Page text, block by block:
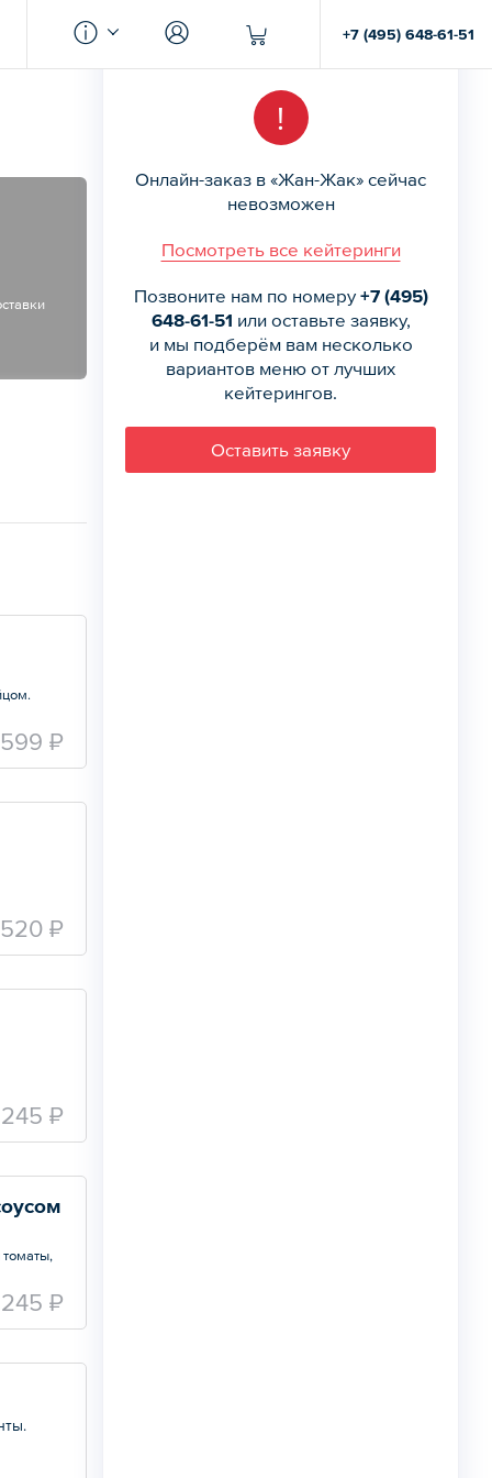
+7 (495) 648-61-51
599 ₽
520 ₽
245 ₽
245 ₽
!
Онлайн-заказ в «Жан-Жак» сейчас
невозможен
Посмотреть все кейтеринги
Позвоните нам по номеру +7 (495)
648-61-51 или оставьте заявку,
и мы подберём вам несколько
вариантов меню от лучших
кейтерингов.
Оставить заявку